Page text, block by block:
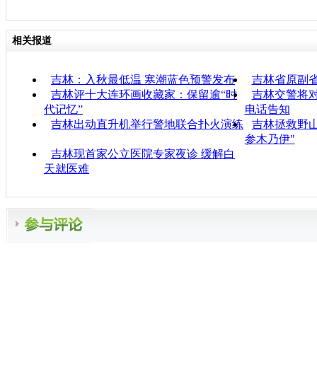
相关报道
吉林：入秋最低温 寒潮蓝色预警发布
吉林省原副
吉林评十大连环画收藏家：保留逾“时
代记忆”
吉林交警将
电话告知
吉林出动直升机举行警地联合扑火演练
吉林拯救野
参木乃伊"
吉林现首家公立医院专家夜诊 缓解白
天就医难